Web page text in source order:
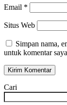
Email *
Situs Web
Simpan nama,
untuk komentar
Cari